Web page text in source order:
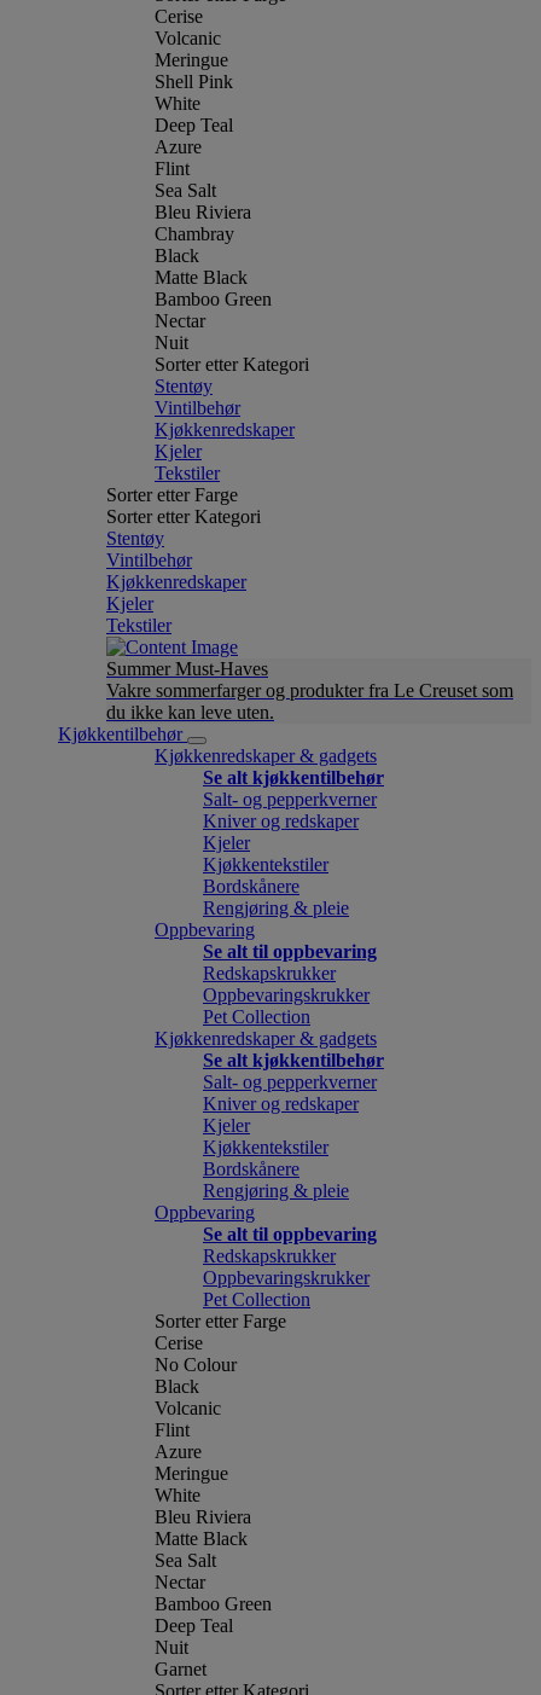
Cerise
Volcanic
Meringue
Shell Pink
White
Deep Teal
Azure
Flint
Sea Salt
Bleu Riviera
Chambray
Black
Matte Black
Bamboo Green
Nectar
Nuit
Sorter etter Kategori
Stentøy
Vintilbehør
Kjøkkenredskaper
Kjeler
Tekstiler
Sorter etter Farge
Sorter etter Kategori
Stentøy
Vintilbehør
Kjøkkenredskaper
Kjeler
Tekstiler
Summer Must-Haves
Vakre sommerfarger og produkter fra Le Creuset som
du ikke kan leve uten.
Kjøkkentilbehør
Kjøkkenredskaper & gadgets
Se alt kjøkkentilbehør
Salt- og pepperkverner
Kniver og redskaper
Kjeler
Kjøkkentekstiler
Bordskånere
Rengjøring & pleie
Oppbevaring
Se alt til oppbevaring
Redskapskrukker
Oppbevaringskrukker
Pet Collection
Kjøkkenredskaper & gadgets
Se alt kjøkkentilbehør
Salt- og pepperkverner
Kniver og redskaper
Kjeler
Kjøkkentekstiler
Bordskånere
Rengjøring & pleie
Oppbevaring
Se alt til oppbevaring
Redskapskrukker
Oppbevaringskrukker
Pet Collection
Sorter etter Farge
Cerise
No Colour
Black
Volcanic
Flint
Azure
Meringue
White
Bleu Riviera
Matte Black
Sea Salt
Nectar
Bamboo Green
Deep Teal
Nuit
Garnet
Sorter etter Kategori